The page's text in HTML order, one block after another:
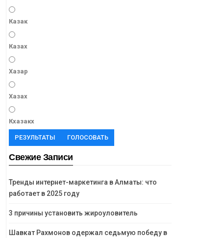
Казак
Казах
Хазар
Хазах
Кхазакх
РЕЗУЛЬТАТЫ ГОЛОСОВАТЬ
Свежие Записи
Тренды интернет-маркетинга в Алматы: что
работает в 2025 году
3 причины установить жироуловитель
Шавкат Рахмонов одержал седьмую победу в